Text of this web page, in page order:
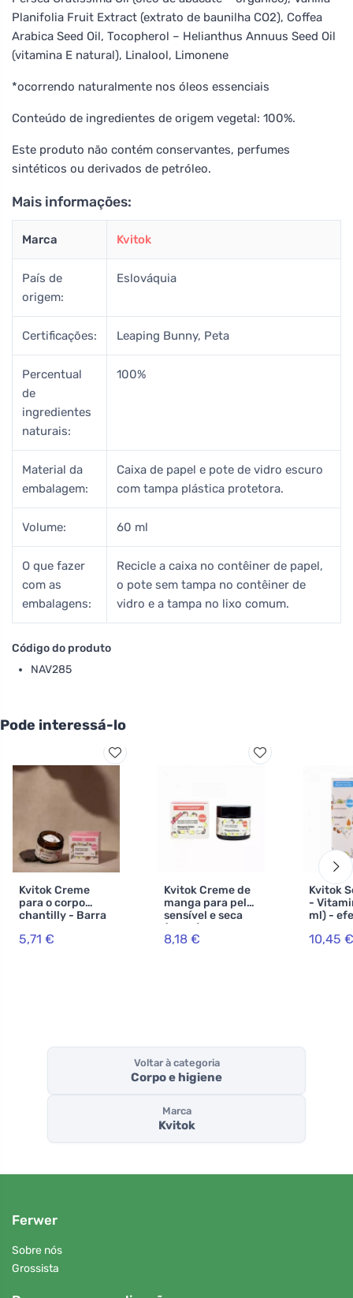
Planifolia Fruit Extract (extrato de baunilha CO2), Coffea
Arabica Seed Oil, Tocopherol – Helianthus Annuus Seed Oil
(vitamina E natural), Linalool, Limonene
*ocorrendo naturalmente nos óleos essenciais
Conteúdo de ingredientes de origem vegetal: 100%.
Este produto não contém conservantes, perfumes
sintéticos ou derivados de petróleo.
Mais informações:
Marca Kvitok
País de
origem:
Eslováquia
Certificações: Leaping Bunny, Peta
Percentual
de
ingredientes
naturais:
100%
Material da
embalagem:
Caixa de papel e pote de vidro escuro
com tampa plástica protetora.
Volume: 60 ml
O que fazer
com as
embalagens:
Recicle a caixa no contêiner de papel,
o pote sem tampa no contêiner de
vidro e a tampa no lixo comum.
Código do produto
NAV285
Pode interessá-lo
Kvitok Creme
para o corpo
chantilly - Barra
ml
5,71 €
Kvitok Creme de
manga para pele
sensível e seca
(60 ml) - nova
fórmula
8,18 €
Kvitok
-
ml) -
10,45 €
Voltar à categoria
Corpo e higiene
Marca
Kvitok
Ferwer
Sobre nós
Grossista